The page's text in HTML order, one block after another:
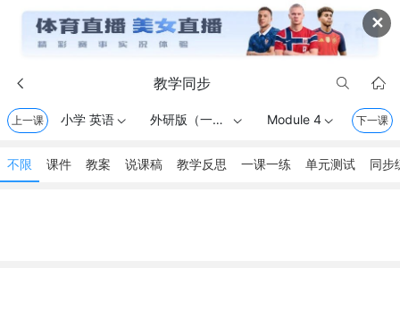
✕
 教学同步  
上一课 小学 英语 外研版（一起） . 一年级上册  Module 4 下一课
不限 课件 教案 说课稿 教学反思 一课一练 单元测试 同步